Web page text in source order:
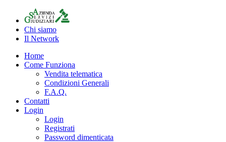
Chi siamo
Il Network
Home
Come Funziona
Vendita telematica
Condizioni Generali
F.A.Q.
Contatti
Login
Login
Registrati
Password dimenticata